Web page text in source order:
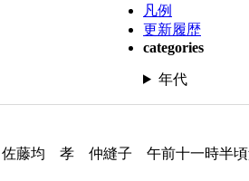
凡例
更新履歴
categories
年代
均 孝 仲縫子 午前十一時半頃